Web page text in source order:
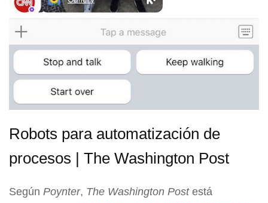
Robots para automatización de
procesos | The Washington Post
Según Poynter, The Washington Postestá